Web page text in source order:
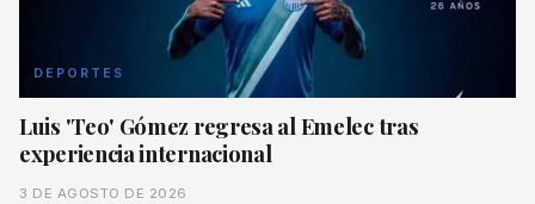
DEPORTES
Luis 'Teo' Gómez regresa al Emelec tras
experiencia internacional
3 DE AGOSTO DE 2026